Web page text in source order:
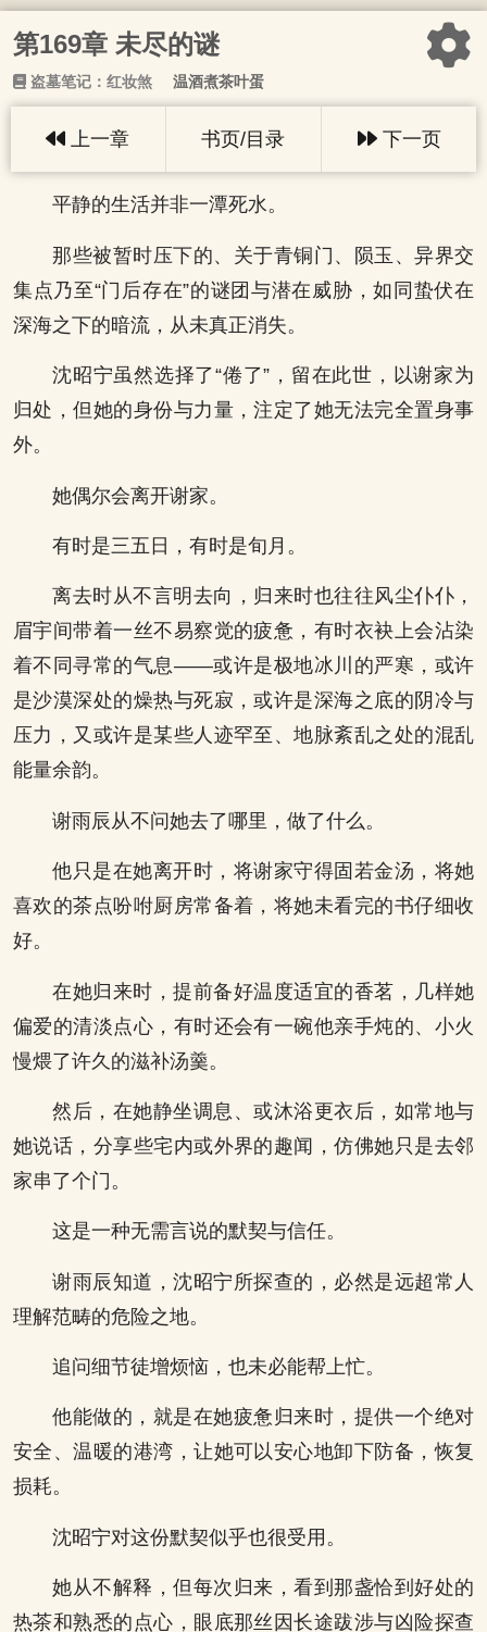
第169章 未尽的谜
盗墓笔记：红妆煞 温酒煮茶叶蛋
上一章 书页/目录 下一页
平静的生活并非一潭死水。
那些被暂时压下的、关于青铜门、陨玉、异界交
集点乃至“门后存在”的谜团与潜在威胁，如同蛰伏在
深海之下的暗流，从未真正消失。
沈昭宁虽然选择了“倦了”，留在此世，以谢家为
归处，但她的身份与力量，注定了她无法完全置身事
外。
她偶尔会离开谢家。
有时是三五日，有时是旬月。
离去时从不言明去向，归来时也往往风尘仆仆，
眉宇间带着一丝不易察觉的疲惫，有时衣袂上会沾染
着不同寻常的气息——或许是极地冰川的严寒，或许
是沙漠深处的燥热与死寂，或许是深海之底的阴冷与
压力，又或许是某些人迹罕至、地脉紊乱之处的混乱
能量余韵。
谢雨辰从不问她去了哪里，做了什么。
他只是在她离开时，将谢家守得固若金汤，将她
喜欢的茶点吩咐厨房常备着，将她未看完的书仔细收
好。
在她归来时，提前备好温度适宜的香茗，几样她
偏爱的清淡点心，有时还会有一碗他亲手炖的、小火
慢煨了许久的滋补汤羹。
然后，在她静坐调息、或沐浴更衣后，如常地与
她说话，分享些宅内或外界的趣闻，仿佛她只是去邻
家串了个门。
这是一种无需言说的默契与信任。
谢雨辰知道，沈昭宁所探查的，必然是远超常人
理解范畴的危险之地。
追问细节徒增烦恼，也未必能帮上忙。
他能做的，就是在她疲惫归来时，提供一个绝对
安全、温暖的港湾，让她可以安心地卸下防备，恢复
损耗。
沈昭宁对这份默契似乎也很受用。
她从不解释，但每次归来，看到那盏恰到好处的
热茶和熟悉的点心，眼底那丝因长途跋涉与凶险探查